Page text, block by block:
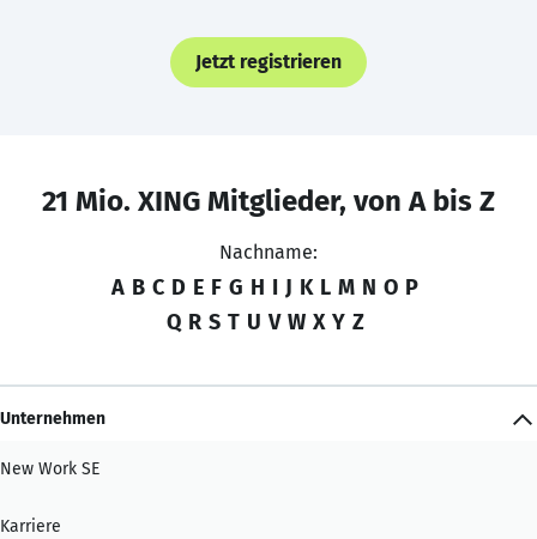
Jetzt registrieren
21 Mio. XING Mitglieder, von A bis Z
Nachname:
A B C D E F G H I J K L M N O P
Q R S T U V W X Y Z
Unternehmen
New Work SE
Karriere